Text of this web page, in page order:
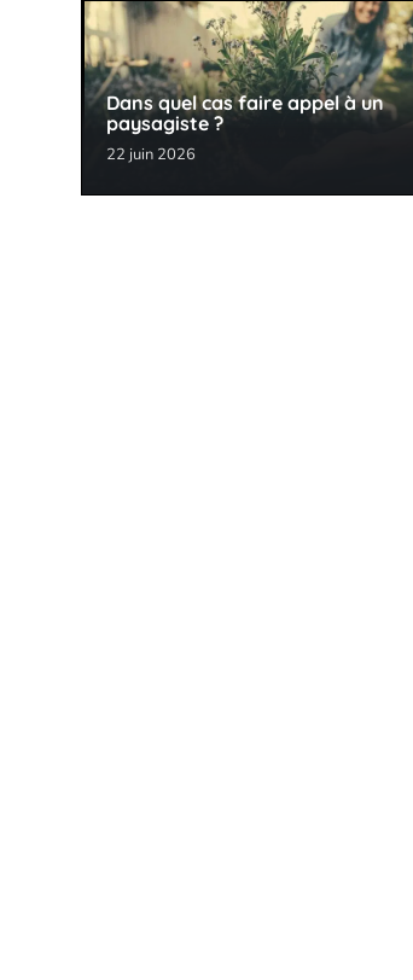
Dans quel cas faire appel à un
paysagiste ?
22 juin 2026